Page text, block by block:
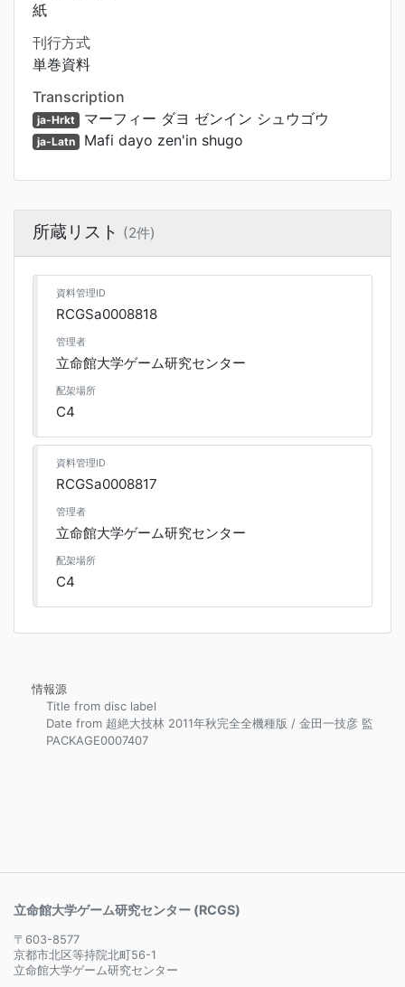
紙
刊行方式
単巻資料
Transcription
ja-Hrkt マーフィー ダヨ ゼンイン シュウゴウ
ja-Latn Mafi dayo zen'in shugo
所蔵リスト (2件)
資料管理ID
RCGSa0008818
管理者
立命館大学ゲーム研究センター
配架場所
C4
資料管理ID
RCGSa0008817
管理者
立命館大学ゲーム研究センター
配架場所
C4
情報源
Title from disc label
Date from 超絶大技林 2011年秋完全全機種版 / 金田一技彦 監
PACKAGE0007407
立命館大学ゲーム研究センター (RCGS)
〒603-8577
京都市北区等持院北町56-1
立命館大学ゲーム研究センター